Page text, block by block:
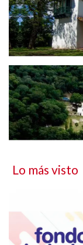
Lo más visto